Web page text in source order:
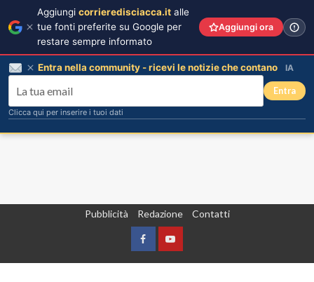
Pubblicità Redazione Contatti
FacebookYountube
Aggiungi corrieredisciacca.it alle
tue fonti preferite su Google per
restare sempre informato
Aggiungi ora
Entra nella community - ricevi le notizie che contano IA
Entra
Clicca qui per inserire i tuoi dati